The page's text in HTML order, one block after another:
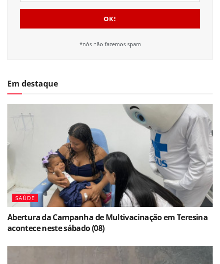
*nós não fazemos spam
Em destaque
SAÚDE
Abertura da Campanha de Multivacinação em Teresina
acontece neste sábado (08)